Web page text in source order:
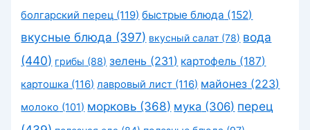
болгарский перец (119) быстрые блюда (152)
вкусные блюда (397) вкусный салат (78) вода
(440) грибы (88) зелень (231) картофель (187)
картошка (116) лавровый лист (116) майонез (223)
молоко (101) морковь (368) мука (306) перец